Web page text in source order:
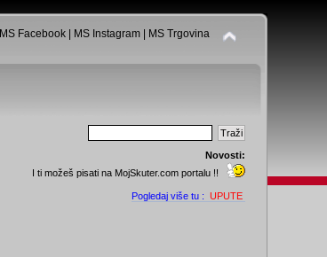
MS Facebook| MS Instagram| MS Trgovina
Novosti:
I ti možeš pisati na MojSkuter.com portalu !!
Pogledaj više tu : UPUTE